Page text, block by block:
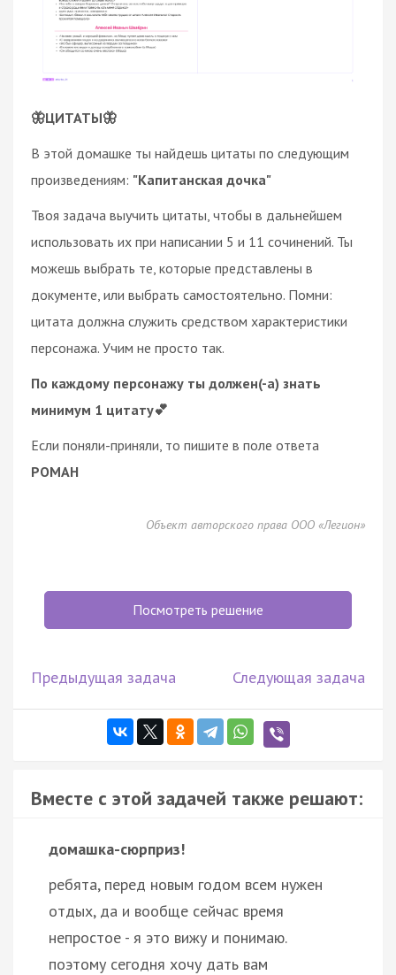
🦋ЦИТАТЫ🦋
В этой домашке ты найдешь цитаты по следующим
произведениям: "Капитанская дочка"
Твоя задача выучить цитаты, чтобы в дальнейшем
использовать их при написании 5 и 11 сочинений. Ты
можешь выбрать те, которые представлены в
документе, или выбрать самостоятельно. Помни:
цитата должна служить средством характеристики
персонажа. Учим не просто так.
По каждому персонажу ты должен(-а) знать
минимум 1 цитату💕
Если поняли-приняли, то пишите в поле ответа
РОМАН
Объект авторского права ООО «Легион»
Посмотреть решение
Предыдущая задача Следующая задача
Вместе с этой задачей также решают:
домашка-сюрприз!
ребята, перед новым годом всем нужен
отдых, да и вообще сейчас время
непростое - я это вижу и понимаю.
поэтому сегодня хочу дать вам